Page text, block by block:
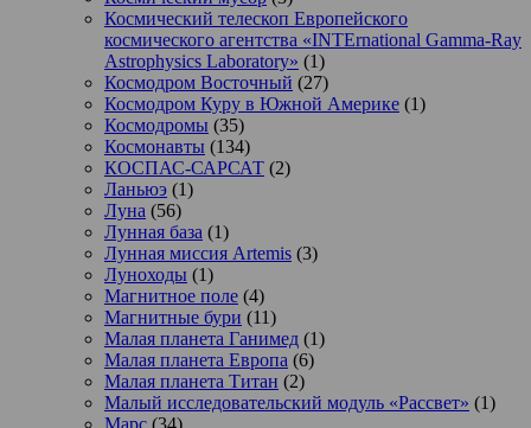
Космический телескоп Европейского
космического агентства «INTErnational Gamma-Ray
Astrophysics Laboratory» (1)
Космодром Восточный (27)
Космодром Куру в Южной Америке (1)
Космодромы (35)
Космонавты (134)
КОСПАС-САРСАТ (2)
Ланьюэ (1)
Луна (56)
Лунная база (1)
Лунная миссия Artemis (3)
Луноходы (1)
Магнитное поле (4)
Магнитные бури (11)
Малая планета Ганимед (1)
Малая планета Европа (6)
Малая планета Титан (2)
Малый исследовательский модуль «Рассвет» (1)